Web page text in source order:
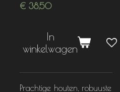
€ 38,50
In
winkelwagen
Prachtige houten, robuuste